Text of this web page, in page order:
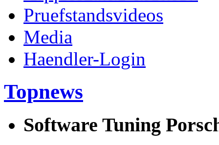
Pruefstandsvideos
Media
Haendler-Login
Topnews
Software Tuning